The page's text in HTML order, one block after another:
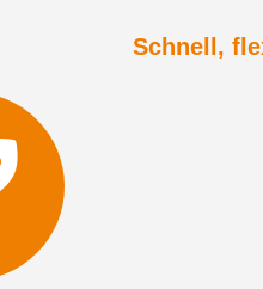
Schnell,